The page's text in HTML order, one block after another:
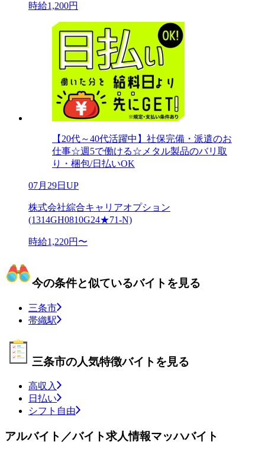
時給1,200円
【20代～40代活躍中】社保完備・派遣のお
仕事☆週5で働ける☆メタル製品のバリ取
り・梱包/日払いOK
07月29日UP
株式会社綜合キャリアオプション
(1314GH0810G24★71-N)
時給1,220円〜
今の条件と似ているバイトを見る
三条市
帯織駅
三条市の人気特徴バイトを見る
高収入
日払い
シフト自由
アルバイト／バイト求人情報マッハバイト